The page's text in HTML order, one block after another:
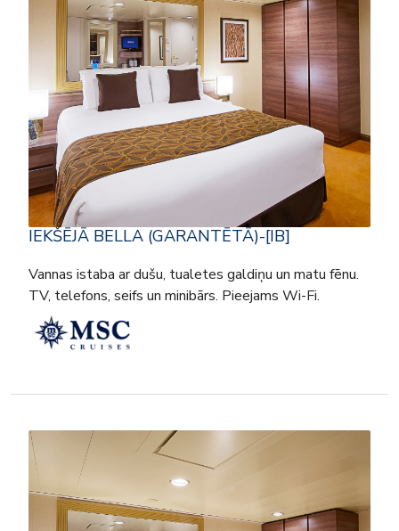
IEKŠĒJĀ BELLA (GARANTĒTĀ)-[IB]
Vannas istaba ar dušu, tualetes galdiņu un matu fēnu.
TV, telefons, seifs un minibārs. Pieejams Wi-Fi.